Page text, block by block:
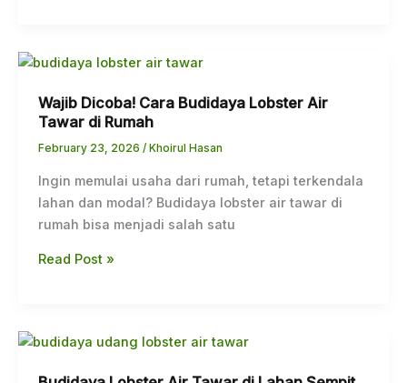
Wajib Dicoba! Cara Budidaya Lobster Air
Tawar di Rumah
February 23, 2026 / Khoirul Hasan
Ingin memulai usaha dari rumah, tetapi terkendala
lahan dan modal? Budidaya lobster air tawar di
rumah bisa menjadi salah satu
Wajib
Cara
Budidaya
Lobster
Tawar
Read Post »
Budidaya